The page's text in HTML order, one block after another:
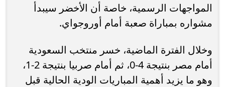
المواجهات الرسمية، خاصة أن الأخضر سيبدأ
مشواره بمباراة صعبة أمام أوروجواي.
وخلال الفترة الماضية، خسر منتخب السعودية
أمام مصر بنتيجة 4-0، ثم أمام صربيا بنتيجة 2-1،
وهو ما يزيد أهمية المباريات الودية الحالية قبل